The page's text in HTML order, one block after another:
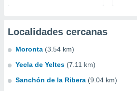
Localidades cercanas
Moronta (3.54 km)
Yecla de Yeltes (7.11 km)
Sanchón de la Ribera (9.04 km)